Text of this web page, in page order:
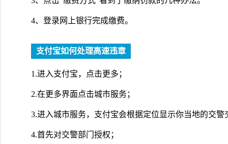
4、登录网上银行完成缴费。
支付宝如何处理高速违章
1.进入支付宝，点击更多；
2.在更多界面点击城市服务；
3.进入城市服务，支付宝会根据定位显示你当地的交警
4.首先对交警部门授权；